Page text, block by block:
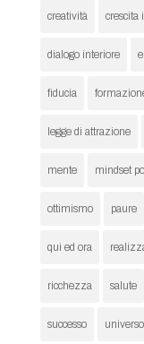
creatività crescita
dialogo interiore
fiducia
legge di attrazione
mente mindset
ottimismo paure
qui ed ora
ricchezza salute
successo universo